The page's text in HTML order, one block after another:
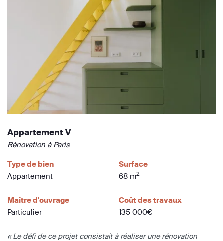
Appartement V
Rénovation à Paris
Type de bien
Appartement
Surface
68 m2
Maître d'ouvrage
Particulier
Coût des travaux
135 000€
« Le défi de ce projet consistait à réaliser une rénovation